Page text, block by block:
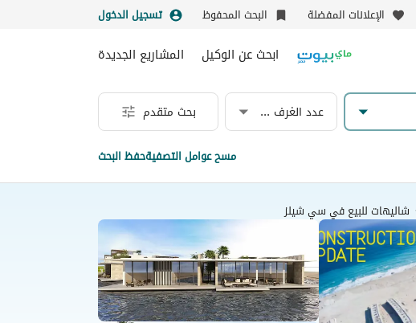
الإعلانات المفضلة البحث المحفوظ تسجيل الدخول
ابحث عن الوكيل المشاريع الجديدة
عدد الغرف & الحمامات بحث متقدم
مسح عوامل التصفيةحفظ البحث
شاليهات للبيع في سي شيلز